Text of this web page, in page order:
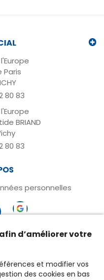
Paris
80 83
BRIAND
80 83
personnelles
d’améliorer votre
et modifier vos
des cookies en bas